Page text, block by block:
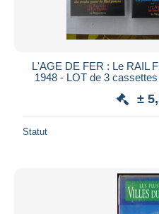
L'AGE DE FER : Le RAIL
1948 - LOT de 3
±
Statut